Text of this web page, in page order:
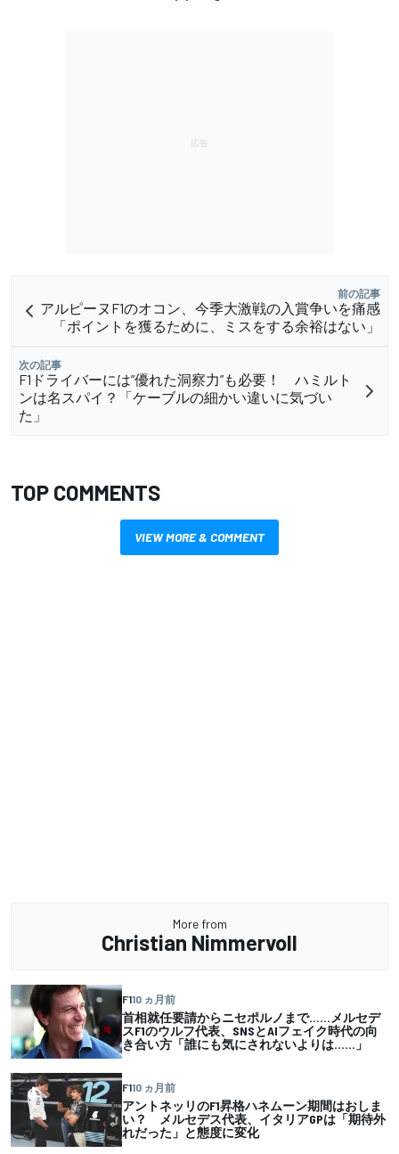
前の記事
アルピーヌF1のオコン、今季大激戦の入賞争いを痛感
「ポイントを獲るために、ミスをする余裕はない」
次の記事
F1ドライバーには”優れた洞察力”も必要！ ハミルト
ンは名スパイ？「ケーブルの細かい違いに気づい
た」
TOP COMMENTS
VIEW MORE & COMMENT
More from
Christian Nimmervoll
F110 ヵ月前
首相就任要請からニセポルノまで……メルセデ
スF1のウルフ代表、SNSとAIフェイク時代の向
き合い方「誰にも気にされないよりは……」
F110 ヵ月前
アントネッリのF1昇格ハネムーン期間はおしま
い？ メルセデス代表、イタリアGPは「期待外
れだった」と態度に変化